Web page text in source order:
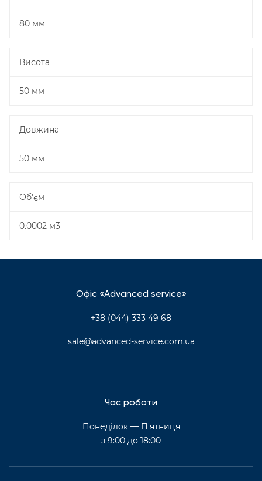
80 мм
Висота
50 мм
Довжина
50 мм
Об'єм
0.0002 м3
Офіс «Advanced service»
+38 (044) 333 49 68
sale@advanced-service.com.ua
Час роботи
Понеділок — П'ятниця
з 9:00 до 18:00